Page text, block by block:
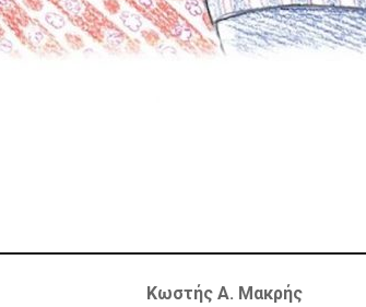
Κωστής Α. Μακρής